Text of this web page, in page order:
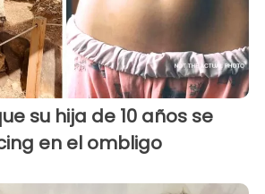
su hija de 10 años se
en el ombligo